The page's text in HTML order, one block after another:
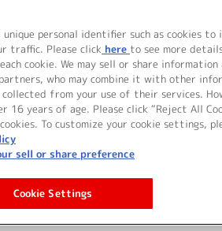
ページへ
著作権／肖像権について
Inc.
unique personal identifier such as cookies
traffic. Please click here to see more
cookie. We may sell or share
who may combine it with other
collected from your use of their services.
16 years of age. Please click “Reject All
To customize your cookie settings,
sell or share preference
Cookie Settings